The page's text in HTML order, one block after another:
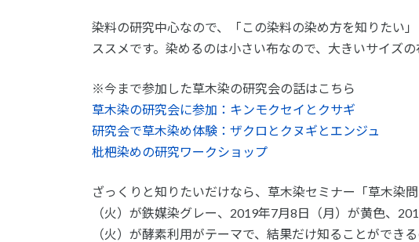
染料の研究中心なので、「この染料の染め方を知りたい
ススメです。染めるのは小さい布なので、大きいサイズ
※今まで参加した草木染の研究会の話はこちら
草木染の研究会に参加：キンモクセイとクサギ
研究会で草木染め体験：ザクロとクヌギとエンジュ
枇杷染めの研究ワークショップ
ざっくりと知りたいだけなら、草木染セミナー「草木染
（火）が鉄媒染グレー、2019年7月8日（月）が黄色、
（火）が酵素利用がテーマで、結果だけ知ることができ